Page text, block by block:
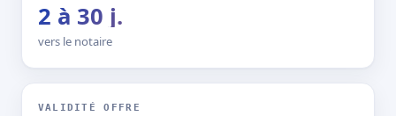
2 à 30 j.
vers le notaire
VALIDITÉ OFFRE